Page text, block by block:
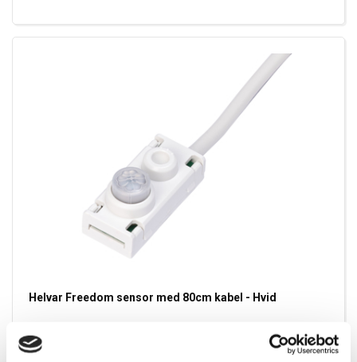
Helvar Freedom sensor med 80cm kabel - Hvid
Varenummer: